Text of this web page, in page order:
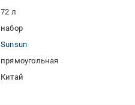
72 л
набор
Sunsun
прямоугольная
Китай